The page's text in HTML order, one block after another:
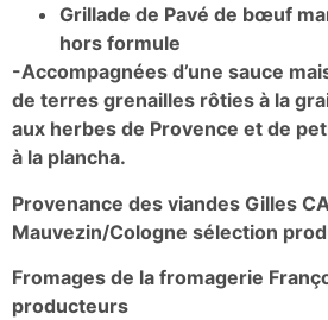
Grillade de Pavé de bœuf
hors formule
-Accompagnées d’une sauce
de terres grenailles rôties à la
aux herbes de Provence et de
à la plancha.
Provenance des viandes Gilles
Mauvezin/Cologne sélection
Fromages de la fromagerie
producteurs